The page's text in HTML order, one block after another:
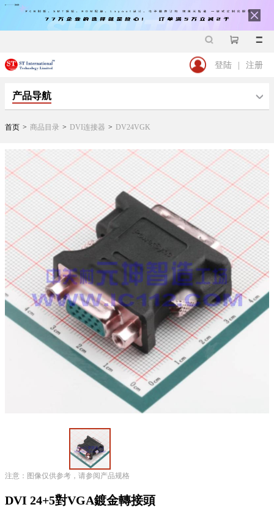
登陆 | 注册
产品导航
首页 > 商品目录 > DVI连接器 > DV24VGK
注意：图像仅供参考，请参阅产品规格
DVI 24+5對VGA鍍金轉接頭